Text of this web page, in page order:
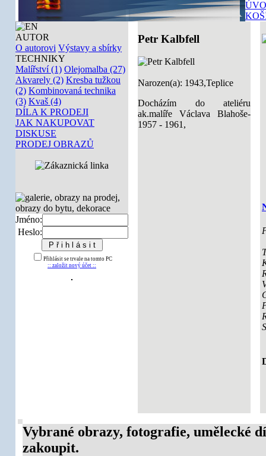
AUTOR
O autorovi Výstavy a sbírky
TECHNIKY
Malířství (1) Olejomalba (27)
Akvarely (2) Kresba tužkou
(2) Kombinovaná technika
(3) Kvaš (4)
DÍLA K PRODEJI
JAK NAKUPOVAT
DISKUSE
PRODEJ OBRAZŮ
Jméno:
Heslo:
Přihlásit se trvale na tomto PC
:: založit nový účet ::
Petr Kalbfell
Narozen(a): 1943,Teplice
Docházím do ateliéru
ak.malíře Václava Blahoše-
1957 - 1961,
Vybrané obrazy, fotografie, umělecké
zakoupit.